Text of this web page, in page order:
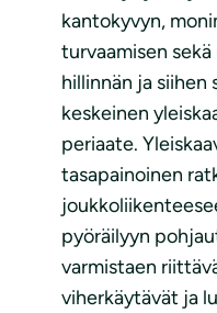
kantokyvyn,
turvaamisen
hillinnän ja siihen
keskeinen
periaate.
tasapainoinen
pyöräilyyn
varmistaen
viherkäytävät ja